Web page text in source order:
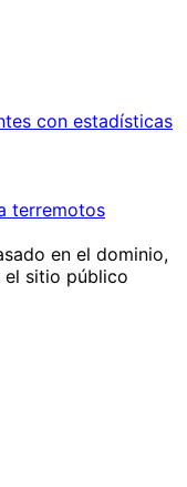
con estadísticas
terremotos
en el dominio,
el sitio público